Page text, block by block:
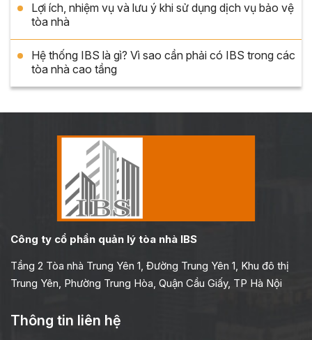
Lợi ích, nhiệm vụ và lưu ý khi sử dụng dịch vụ bảo vệ
tòa nhà
Hệ thống IBS là gì? Vì sao cần phải có IBS trong các
tòa nhà cao tầng
Công ty cổ phần quản lý tòa nhà IBS
Tầng 2 Tòa nhà Trung Yên 1, Đường Trung Yên 1, Khu đô thị
Trung Yên, Phường Trung Hòa, Quận Cầu Giấy, TP Hà Nội
Thông tin liên hệ